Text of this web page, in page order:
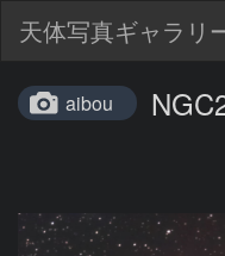
天体写真ギャラリ
aibou